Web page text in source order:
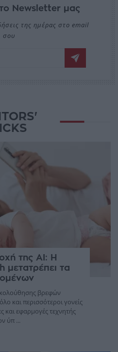
Newsletter μας
της ημέρας στο email
σου
της AI: Η
τα
βρεφών
και περισσότεροι γονείς
και εφαρμογές τεχνητής
ύπ ...